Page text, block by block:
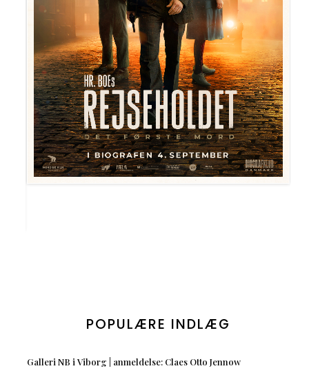
POPULÆRE INDLÆG
Galleri NB i Viborg | anmeldelse: Claes Otto Jennow